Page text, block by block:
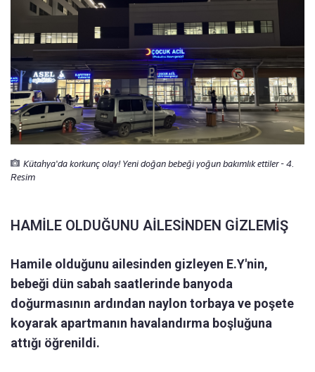
Kütahya'da korkunç olay! Yeni doğan bebeği yoğun bakımlık ettiler - 4.
Resim
HAMİLE OLDUĞUNU AİLESİNDEN GİZLEMİŞ
Hamile olduğunu ailesinden gizleyen E.Y'nin,
bebeği dün sabah saatlerinde banyoda
doğurmasının ardından naylon torbaya ve poşete
koyarak apartmanın havalandırma boşluğuna
attığı öğrenildi.